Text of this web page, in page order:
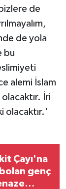
de
de yola
bu
alemi İslam
İri
olacaktır.'
Çayı'na
genç